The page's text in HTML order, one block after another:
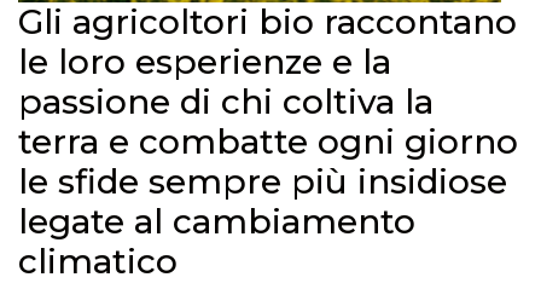
Gli agricoltori bio raccontano
le loro esperienze e la
passione di chi coltiva la
terra e combatte ogni giorno
le sfide sempre più insidiose
legate al cambiamento
climatico